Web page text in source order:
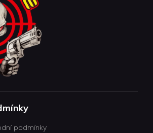
podmínky